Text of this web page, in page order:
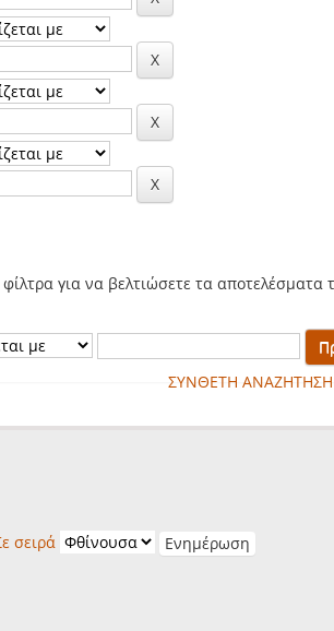
για να βελτιώσετε τα αποτελέσματα
ΣΥΝΘΕΤΗ ΑΝΑΖΗΤΗΣΗ
σειρά